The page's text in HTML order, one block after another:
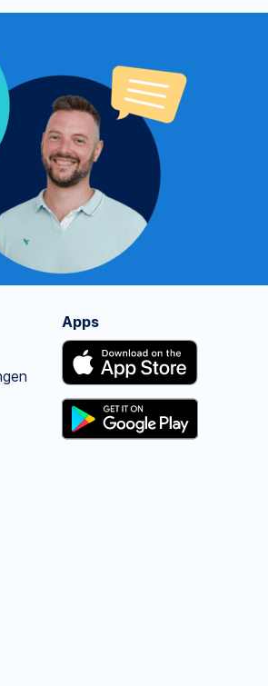
Apps